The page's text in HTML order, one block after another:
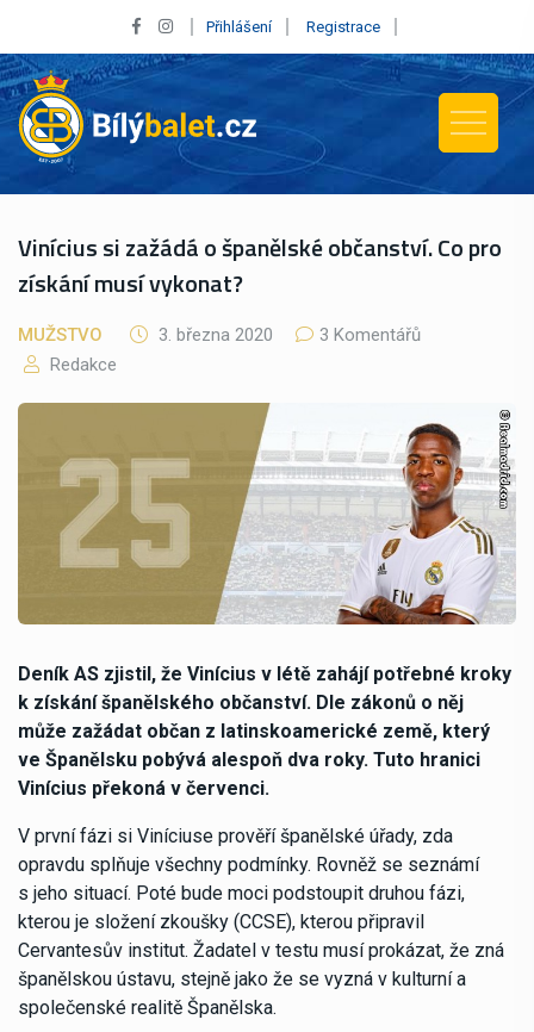
Přihlášení Registrace
Vinícius si zažádá o španělské občanství. Co pro
získání musí vykonat?
MUŽSTVO 3. března 2020
3 Komentářů
Redakce
Deník AS zjistil, že Vinícius v létě zahájí potřebné kroky
k získání španělského občanství. Dle zákonů o něj
může zažádat občan z latinskoamerické země, který
ve Španělsku pobývá alespoň dva roky. Tuto hranici
Vinícius překoná v červenci.
V první fázi si Viníciuse prověří španělské úřady, zda
opravdu splňuje všechny podmínky. Rovněž se seznámí
s jeho situací. Poté bude moci podstoupit druhou fázi,
kterou je složení zkoušky (CCSE), kterou připravil
Cervantesův institut. Žadatel v testu musí prokázat, že zná
španělskou ústavu, stejně jako že se vyzná v kulturní a
společenské realitě Španělska.